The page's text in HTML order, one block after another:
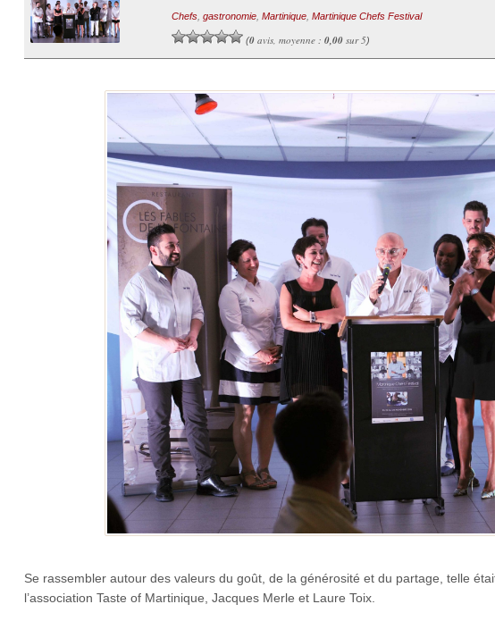
Chefs, gastronomie, Martinique, Martinique Chefs Festival
(0avis, moyenne : 0,00sur 5)
Se rassembler autour des valeurs du goût, de la générosité et du partage, telle
l’association Taste of Martinique, Jacques Merle et Laure Toix.